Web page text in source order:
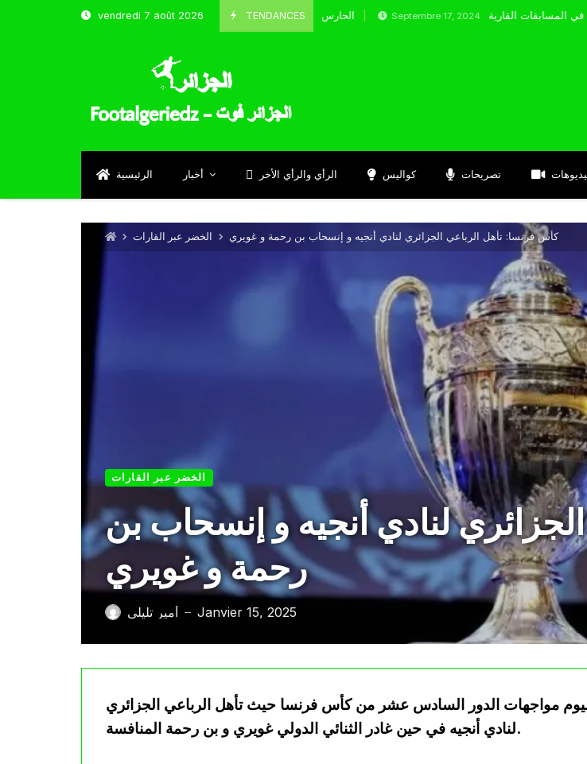
vendredi 7 août 2026 TENDANCES
الحارس بوحلفاية يتحدث عن طموحاته مع المنتخب و شباب قسنطينة Septembre 17, 2024
الرئيسية أخبار الرأي والرأي الأخر كواليس تصريحات
الخضر عبر القارات كأس فرنسا: تأهل الرباعي الجزائري لنادي أنجيه و إنسحاب بن رحمة و غويري
الخضر عبر القارات
لنادي أنجيه و إنسحاب بن
رحمة و غويري
أمير تليلي — Janvier 15, 2025
مواجهات الدور السادس عشر من كأس فرنسا حيث تأهل الرباعي الجزائري
لنادي أنجيه في حين غادر الثنائي الدولي غويري و بن رحمة المنافسة.